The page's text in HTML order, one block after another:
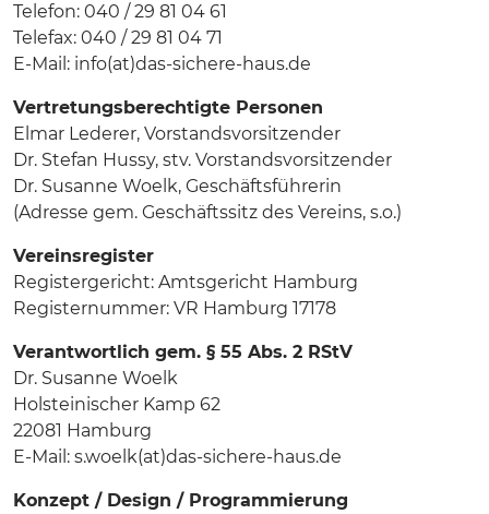
Telefon: 040 / 29 81 04 61
Telefax: 040 / 29 81 04 71
E-Mail: info(at)das-sichere-haus.de
Vertretungsberechtigte Personen
Elmar Lederer, Vorstandsvorsitzender
Dr. Stefan Hussy, stv. Vorstandsvorsitzender
Dr. Susanne Woelk, Geschäftsführerin
(Adresse gem. Geschäftssitz des Vereins, s.o.)
Vereinsregister
Registergericht: Amtsgericht Hamburg
Registernummer: VR Hamburg 17178
Verantwortlich gem. § 55 Abs. 2 RStV
Dr. Susanne Woelk
Holsteinischer Kamp 62
22081 Hamburg
E-Mail: s.woelk(at)das-sichere-haus.de
Konzept / Design / Programmierung